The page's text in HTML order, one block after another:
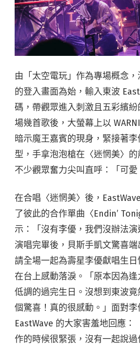
由「太空電玩」作為專場概念
的登入畫面為始，輸入東波
碼，帶觀眾進入刺激且五彩繽
場幾首歌後，大螢幕上以
暗示魔王嘉賓的現身，緊接著
型，手拿泡泡槍在〈迷惘美〉
不少觀眾奮力尖叫直呼：「可愛
在合唱〈迷惘美〉後，
了彼此的合作單曲〈Endin’
示：「沒有李優，我們沒辦法
演唱完畢後，貝斯手凱文驚喜
請全場一起為壽星李優獻唱生
在台上感動落淚。「原本因為
低調的過完生日。沒想到東波
個驚喜！真的很感動。」面對李
EastWave 的大家害羞地回應：
作的時候很緊張，沒有一起說